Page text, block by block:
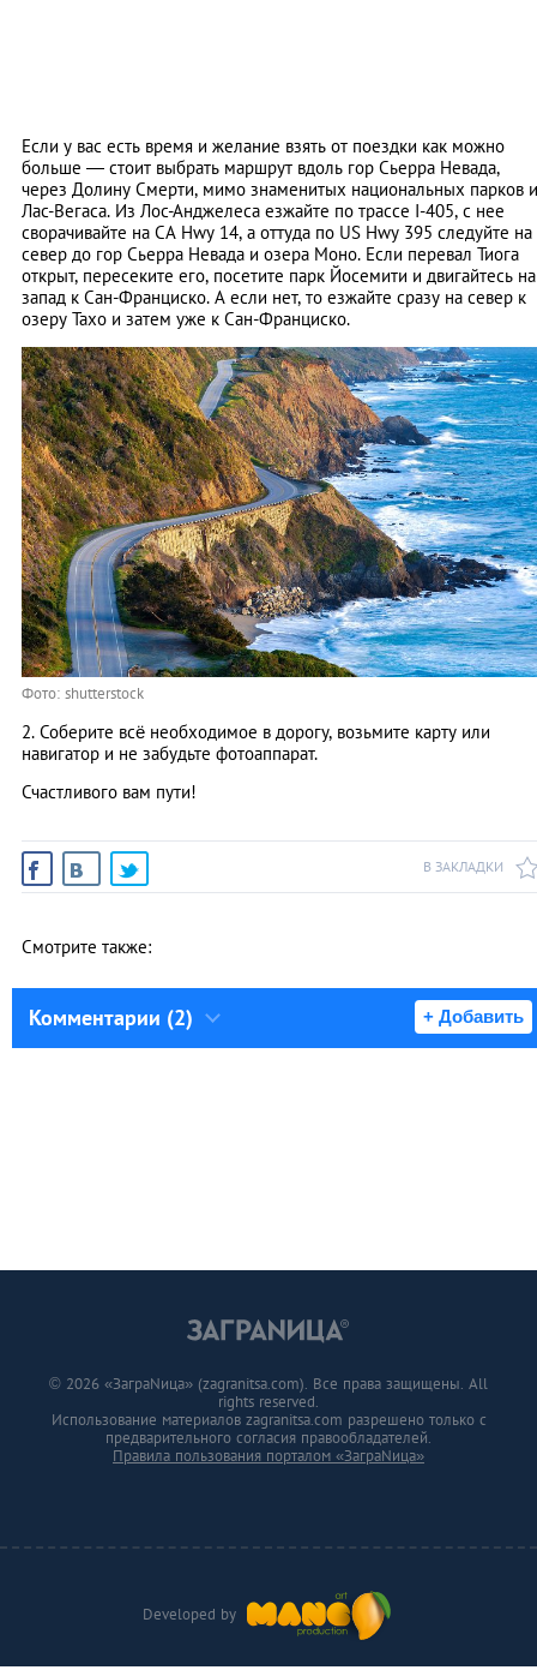
Если у вас есть время и желание взять от поездки как можно
больше — стоит выбрать маршрут вдоль гор Сьерра Невада,
через Долину Смерти, мимо знаменитых национальных парков и
Лас-Вегаса. Из Лос-Анджелеса езжайте по трассе I-405, с нее
сворачивайте на CA Hwy 14, а оттуда по US Hwy 395 следуйте на
север до гор Сьерра Невада и озера Моно. Если перевал Тиога
открыт, пересеките его, посетите парк Йосемити и двигайтесь на
запад к Сан-Франциско. А если нет, то езжайте сразу на север к
озеру Тахо и затем уже к Сан-Франциско.
Фото: shutterstock
2. Соберите всё необходимое в дорогу, возьмите карту или
навигатор и не забудьте фотоаппарат.
Счастливого вам пути!
В ЗАКЛАДКИ
Смотрите также:
Комментарии (2) + Добавить
Developed by
© 2026 «ЗаграNица» (zagranitsa.com). Все права защищены. All
rights reserved.
Использование материалов zagranitsa.com разрешено только с
предварительного согласия правообладателей.
Правила пользования порталом «ЗаграNица»